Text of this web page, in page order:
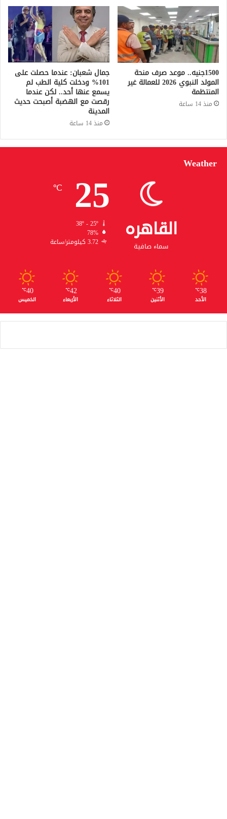
1500جنيه.. موعد صرف منحة
المولد النبوي 2026 للعمالة غير
المنتظمة
منذ 14 ساعة
جمال شعبان: عندما حصلت على
101% ودخلت كلية الطب لم
يسمع عنها أحد.. لكن عندما
رقصت مع الهضبة أصبحت حديث
المدينة
منذ 14 ساعة
Weather
القاهره
سماء صافية
25
℃
38º - 25º
78%
3.72 كيلومتر/ساعة
38
℃
الأحد
39
℃
الأثنين
40
℃
الثلاثاء
42
℃
الأربعاء
40
℃
الخميس